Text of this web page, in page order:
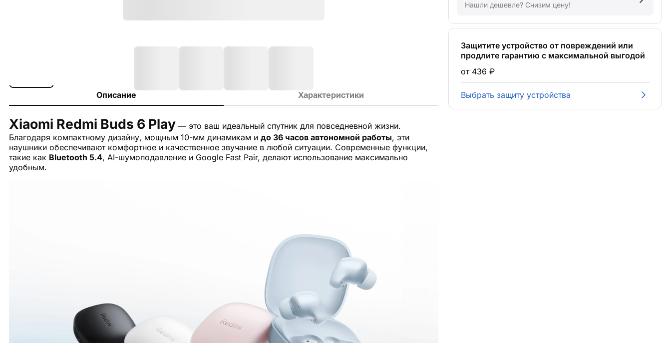
Описание Характеристики
Xiaomi Redmi Buds 6 Play — это ваш идеальный спутник для повседневной жизни.
Благодаря компактному дизайну, мощным 10-мм динамикам и до 36 часов автономной работы, эти
наушники обеспечивают комфортное и качественное звучание в любой ситуации. Современные функции,
такие как Bluetooth 5.4, AI-шумоподавление и Google Fast Pair, делают использование максимально
удобным.
Нашли дешевле? Снизим цену!
Защитите устройство от повреждений или
продлите гарантию с максимальной выгодой
от 436 ₽
Выбрать защиту устройства